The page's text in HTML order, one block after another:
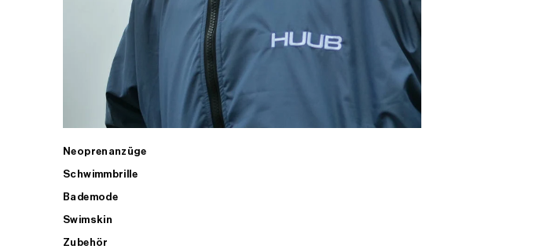
Neoprenanzüge
Schwimmbrille
Bademode
Swimskin
Zubehör